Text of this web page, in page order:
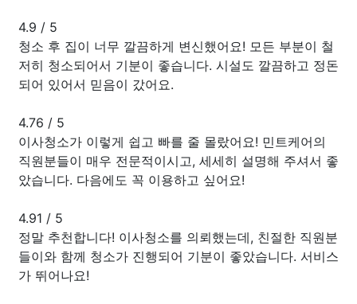
4.9 / 5
청소 후 집이 너무 깔끔하게 변신했어요! 모든 부분이 철
저히 청소되어서 기분이 좋습니다. 시설도 깔끔하고 정돈
되어 있어서 믿음이 갔어요.
4.76 / 5
이사청소가 이렇게 쉽고 빠를 줄 몰랐어요! 민트케어의
직원분들이 매우 전문적이시고, 세세히 설명해 주셔서 좋
았습니다. 다음에도 꼭 이용하고 싶어요!
4.91 / 5
정말 추천합니다! 이사청소를 의뢰했는데, 친절한 직원분
들이와 함께 청소가 진행되어 기분이 좋았습니다. 서비스
가 뛰어나요!